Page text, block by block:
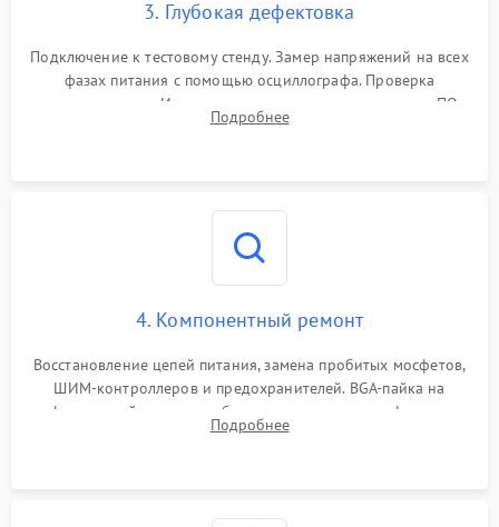
3. Глубокая дефектовка
Подключение к тестовому стенду. Замер напряжений на всех
фазах питания с помощью осциллографа. Проверка
инициализации. Использование специализированного ПО
MATS
Подробнее
4. Компонентный ремонт
Восстановление цепей питания, замена пробитых мосфетов,
ШИМ-контроллеров и предохранителей. BGA-пайка на
инфракрасной станции реболлинг или замена графического
чипа и дефектной памяти GDDR. Прошивка BIOS
Подробнее